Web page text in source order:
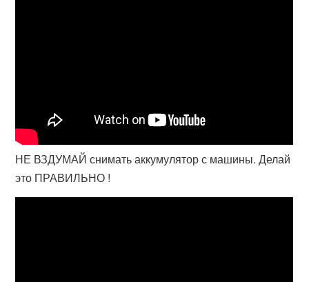
НЕ ВЗДУМАЙ снимать аккумулятор с машины. Делай
это ПРАВИЛЬНО !